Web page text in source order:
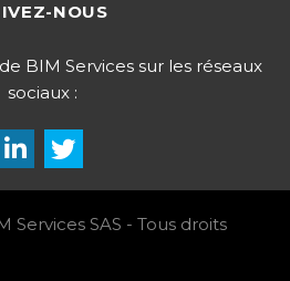
NOUS
BIM Services sur les réseaux
sociaux :
Services SAS - Tous droits